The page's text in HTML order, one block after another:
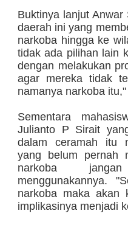
Buktinya lanjut
daerah ini yang
narkoba hingga ke
tidak ada pilihan lain
dengan melakukan
agar mereka tidak
namanya narkoba
Sementara
Julianto P Sirait
dalam ceramah itu
yang belum pernah
narkoba
menggunakannya.
narkoba maka akan
implikasinya menjadi